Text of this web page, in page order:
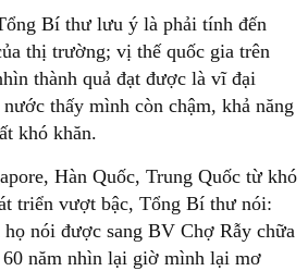
Bí thư lưu ý là phải tính đến
thị trường; vị thế quốc gia trên
thành quả đạt được là vĩ đại
thấy mình còn chậm, khả năng
khó khăn.
Hàn Quốc, Trung Quốc từ khó
triển vượt bậc, Tổng Bí thư nói:
nói được sang BV Chợ Rẫy chữa
năm nhìn lại giờ mình lại mơ